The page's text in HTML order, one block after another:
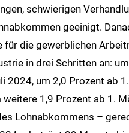
schwierigen
geeinigt.
für die gewerblichen
in drei Schritten an:
2024, um 2,0 Prozent ab
1,9 Prozent ab 1.
Lohnabkommens –